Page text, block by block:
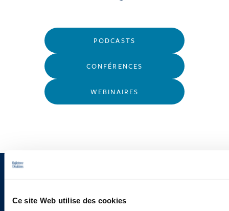
Ce site Web utilise des cookies
PODCASTS
CONFÉRENCES
WEBINAIRES
Vous souhaitez recevoir nos
newsletters, informations et